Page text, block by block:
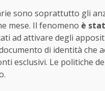
sono soprattutto gli
mese. Il fenomeno è
ad attivare degli
di identità che
esclusivi. Le politiche